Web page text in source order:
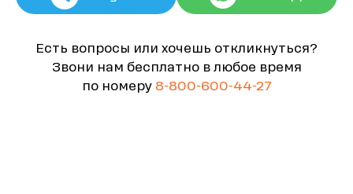
Есть вопросы или хочешь откликнуться?
Звони нам бесплатно в любое время
по номеру 8-800-600-44-27